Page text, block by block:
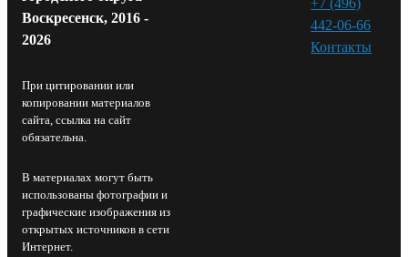
Воскресенск, 2016 -
2026
При цитировании или
копировании материалов
сайта, ссылка на сайт
обязательна.
В материалах могут быть
использованы фотографии и
графические изображения из
открытых источников в сети
Интернет.
442-06-66
Контакты⁠